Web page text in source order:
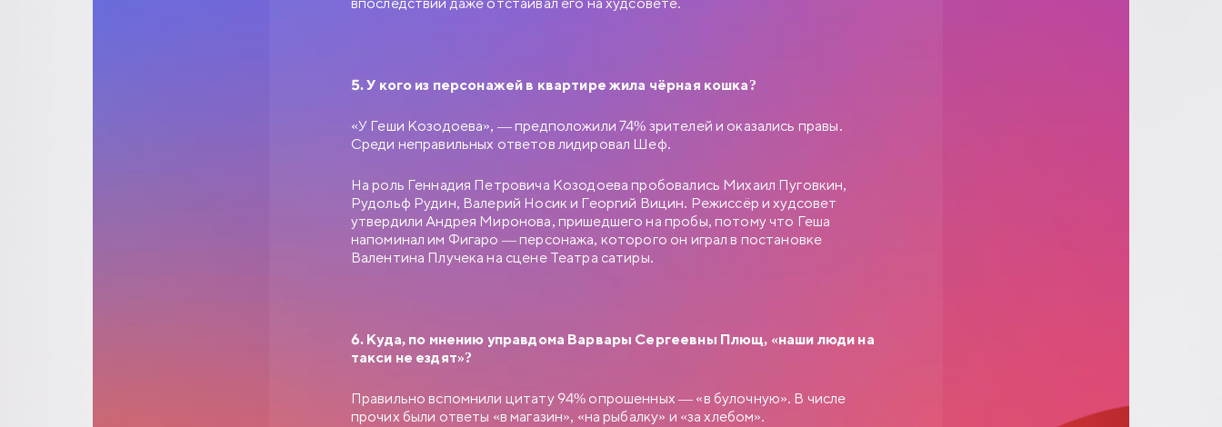
5. У кого из персонажей в квартире жила чёрная кошка?
«У Геши Козодоева», — предположили 74% зрителей и оказались правы.
Среди неправильных ответов лидировал Шеф.
На роль Геннадия Петровича Козодоева пробовались Михаил Пуговкин,
Рудольф Рудин, Валерий Носик и Георгий Вицин. Режиссёр и худсовет
утвердили Андрея Миронова, пришедшего на пробы, потому что Геша
напоминал им Фигаро — персонажа, которого он играл в постановке
Валентина Плучека на сцене Театра сатиры.
6. Куда, по мнению управдома Варвары Сергеевны Плющ, «наши люди на
такси не ездят»?
Правильно вспомнили цитату 94% опрошенных — «в булочную». В числе
прочих были ответы «в магазин», «на рыбалку» и «за хлебом».
Анатолий Ефремович Новосельцев, рядовой служащий одного статистического
Калугиной, — сухарем в юбке и директором заведения…